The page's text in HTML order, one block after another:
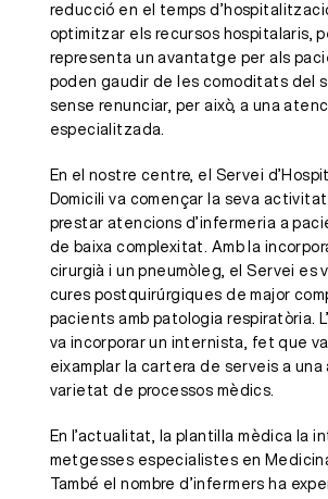
reducció en el temps
optimitzar els recursos hospitalaris,
representa un avantatge per als
poden gaudir de les comoditats del
sense renunciar, per això, a una
especialitzada.
En el nostre centre, el Servei
Domicili va començar la seva
prestar atencions d’infermeria a
de baixa complexitat. Amb la
cirurgià i un pneumòleg, el Servei es
cures postquirúrgiques de major
pacients amb patologia respiratòria.
va incorporar un internista, fet que
eixamplar la cartera de serveis a una
varietat de processos mèdics.
En l’actualitat, la plantilla mèdica la
metgesses especialistes en
També el nombre d’infermers ha